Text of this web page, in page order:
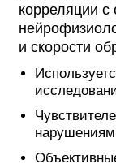
корреляции с
и скорости